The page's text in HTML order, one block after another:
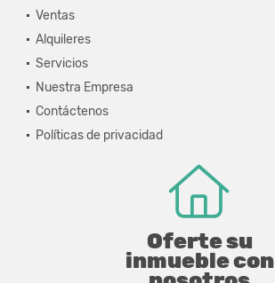
Ventas
Alquileres
Servicios
Nuestra Empresa
Contáctenos
Políticas de privacidad
Oferte su
inmueble con